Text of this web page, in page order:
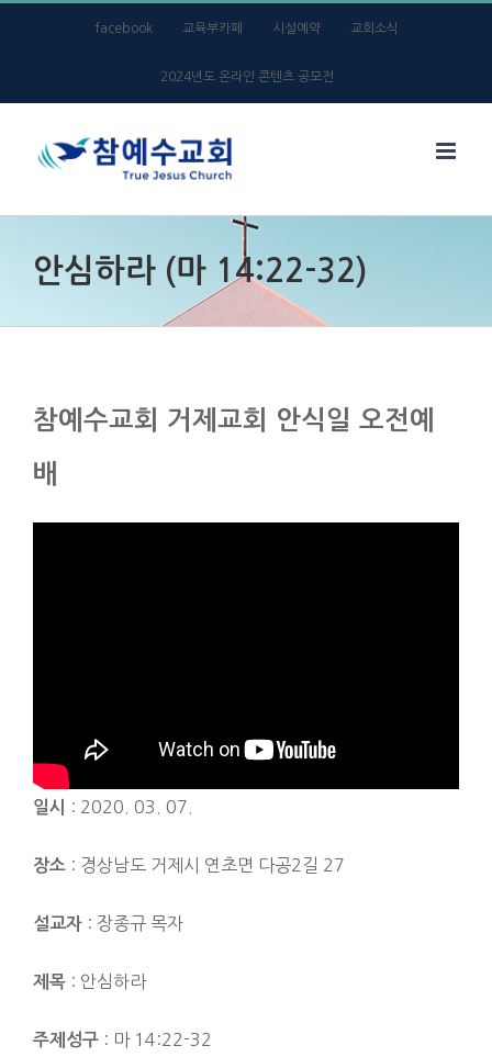
facebook 교육부카페 시설예약 교회소식
2024년도 온라인 콘텐츠 공모전
안심하라 (마 14:22-32)
참예수교회 거제교회 안식일 오전예
배
일시 : 2020. 03. 07.
장소 : 경상남도 거제시 연초면 다공2길 27
설교자 : 장종규 목자
제목 : 안심하라
주제성구 : 마 14:22-32